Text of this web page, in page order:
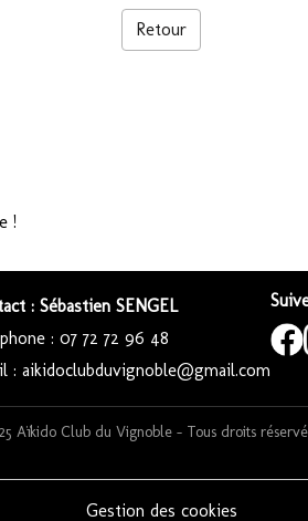
Retour
!
: Sébastien SENGEL
: 07 72 72 96 48
: aikidoclubduvignoble@gmail.com
Aïkido Club du Vignoble – Tous droits
Gestion des cookies